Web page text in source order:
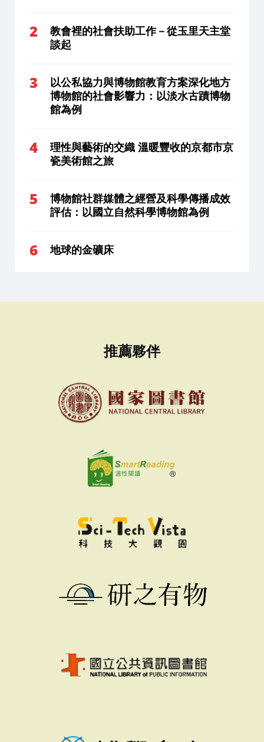
教會裡的社會扶助工作－從玉里天主堂
談起
以公私協力與博物館教育方案深化地方
博物館的社會影響力：以淡水古蹟博物
館為例
理性與藝術的交織 溫暖豐收的京都市京
瓷美術館之旅
博物館社群媒體之經營及科學傳播成效
評估：以國立自然科學博物館為例
地球的金礦床
推薦夥伴